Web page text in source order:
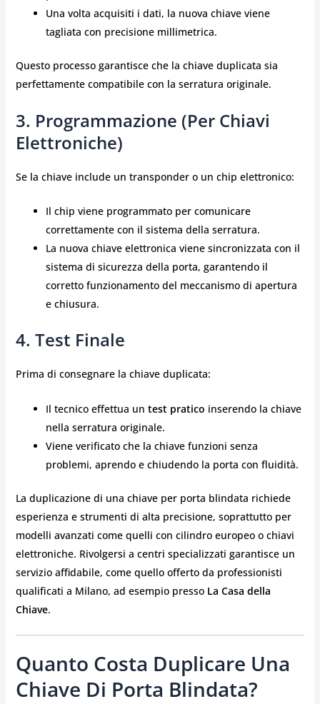
Una volta acquisiti i dati, la nuova chiave viene
tagliata con precisione millimetrica.
Questo processo garantisce che la chiave duplicata sia
perfettamente compatibile con la serratura originale.
3. Programmazione (per Chiavi
Elettroniche)
Se la chiave include un transponder o un chip elettronico:
Il chip viene programmato per comunicare
correttamente con il sistema della serratura.
La nuova chiave elettronica viene sincronizzata con il
sistema di sicurezza della porta, garantendo il
corretto funzionamento del meccanismo di apertura
e chiusura.
4. Test Finale
Prima di consegnare la chiave duplicata:
Il tecnico effettua un test pratico inserendo la chiave
nella serratura originale.
Viene verificato che la chiave funzioni senza
problemi, aprendo e chiudendo la porta con fluidità.
La duplicazione di una chiave per porta blindata richiede
esperienza e strumenti di alta precisione, soprattutto per
modelli avanzati come quelli con cilindro europeo o chiavi
elettroniche. Rivolgersi a centri specializzati garantisce un
servizio affidabile, come quello offerto da professionisti
qualificati a Milano, ad esempio presso La Casa della
Chiave.
Quanto Costa Duplicare Una
Chiave Di Porta Blindata?